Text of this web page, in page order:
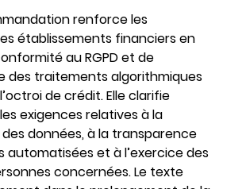
renforce les
établissements financiers en
au RGPD et de
des traitements algorithmiques
de crédit. Elle clarifie
exigences relatives à la
données, à la transparence
automatisées et à l’exercice des
concernées. Le texte